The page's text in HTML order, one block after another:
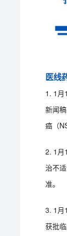
医线
1. 1月
新闻
癌（
2. 1月
治不
准。
3. 1月
获批